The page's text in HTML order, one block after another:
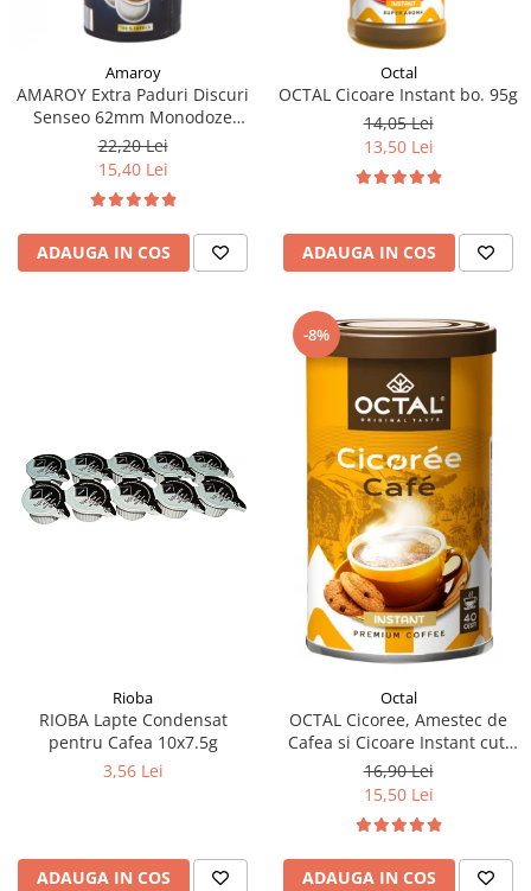
Amaroy
AMAROY Extra Paduri Discuri
Senseo 62mm Monodoze
20buc 140g
22,20 Lei
15,40 Lei
ADAUGA IN COS
Octal
OCTAL Cicoare Instant bo. 95g
14,05 Lei
13,50 Lei
ADAUGA IN COS
Rioba
RIOBA Lapte Condensat
pentru Cafea 10x7.5g
3,56 Lei
ADAUGA IN COS
-8%
Octal
OCTAL Cicoree, Amestec de
Cafea si Cicoare Instant cut.
100g
16,90 Lei
15,50 Lei
ADAUGA IN COS